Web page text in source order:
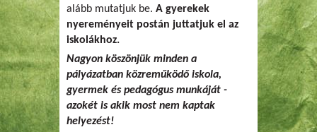
alább mutatjuk be. A gyerekek
nyereményeit postán juttatjuk el az
iskolákhoz.
Nagyon köszönjük minden a
pályázatban közreműködő iskola,
gyermek és pedagógus munkáját -
azokét is akik most nem kaptak
helyezést!